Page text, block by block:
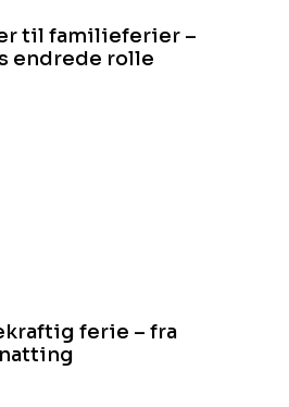
til familieferier –
endrede rolle
ferie – fra